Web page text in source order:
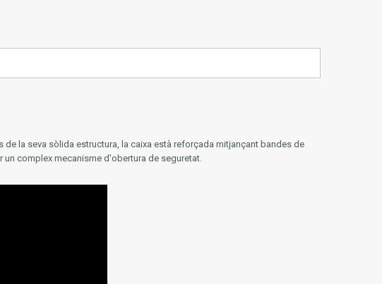
de la seva sòlida estructura, la caixa està reforçada mitjançant bandes de
complex mecanisme d'obertura de seguretat.